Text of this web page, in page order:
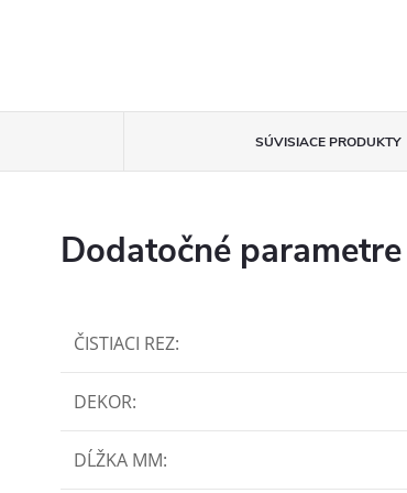
SÚVISIACE PRODUKTY
Dodatočné parametre
ČISTIACI REZ:
DEKOR:
DĹŽKA MM: